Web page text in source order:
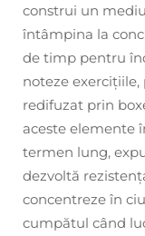
construi un
întâmpina la
de timp pentru
noteze
redifuzat prin
aceste elemente
termen lung,
dezvoltă
concentreze în
cumpătul când